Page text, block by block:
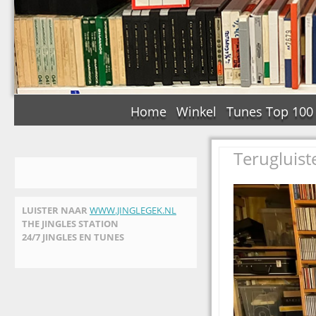
Home Winkel Tunes Top 100
LUISTER NAAR WWW.JINGLEGEK.NL
THE JINGLES STATION
24/7 JINGLES EN TUNES